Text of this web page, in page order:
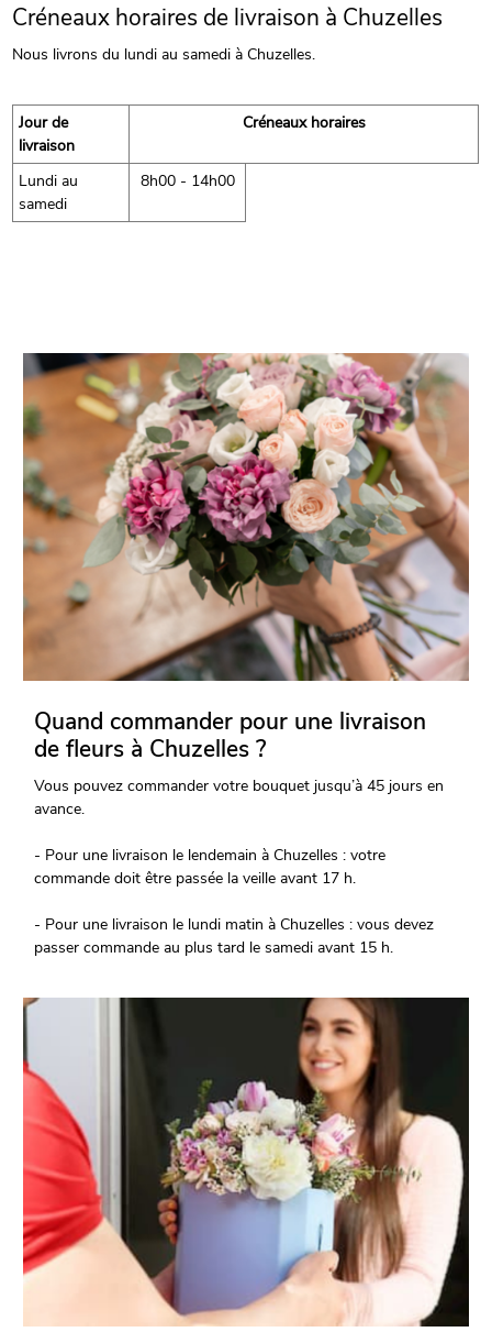
Créneaux horaires de livraison à Chuzelles
Nous livrons du lundi au samedi à Chuzelles.
Jour de
livraison
Créneaux horaires
Lundi au
samedi
8h00 - 14h00
Quand commander pour une livraison
de fleurs à Chuzelles ?
Vous pouvez commander votre bouquet jusqu’à 45 jours en
avance.
- Pour une livraison le lendemain à Chuzelles : votre
commande doit être passée la veille avant 17 h.
- Pour une livraison le lundi matin à Chuzelles : vous devez
passer commande au plus tard le samedi avant 15 h.